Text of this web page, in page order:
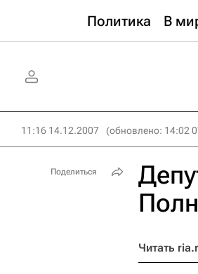
Политика В
11:16 14.12.2007 (обновлено: 14:02
Читать
Поделиться